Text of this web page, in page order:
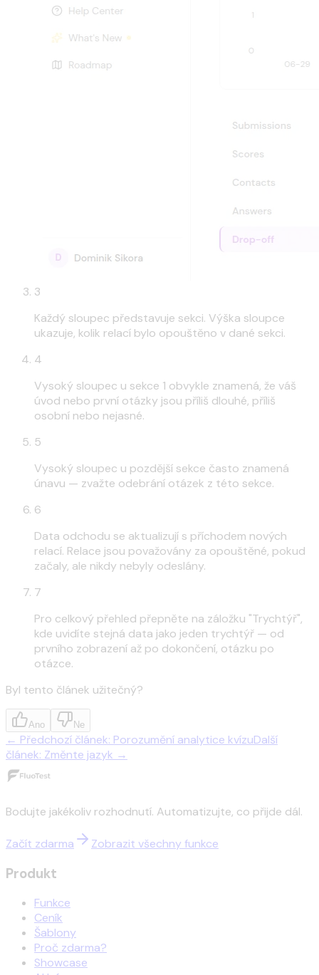
3
Každý sloupec představuje sekci. Výška sloupce
ukazuje, kolik relací bylo opouštěno v dané sekci.
4
Vysoký sloupec u sekce 1 obvykle znamená, že váš
úvod nebo první otázky jsou příliš dlouhé, příliš
osobní nebo nejasné.
5
Vysoký sloupec u pozdější sekce často znamená
únavu — zvažte odebrání otázek z této sekce.
6
Data odchodu se aktualizují s příchodem nových
relací. Relace jsou považovány za opouštěné, pokud
začaly, ale nikdy nebyly odeslány.
7
Pro celkový přehled přepněte na záložku "Trychtýř",
kde uvidíte stejná data jako jeden trychtýř — od
prvního zobrazení až po dokončení, otázku po
otázce.
Byl tento článek užitečný?
Ano Ne
← Předchozí článek: Porozumění analytice kvízuDalší
článek: Změnte jazyk →
Bodujte jakékoliv rozhodnutí. Automatizujte, co přijde dál.
Začít zdarma Zobrazit všechny funkce
Produkt
Funkce
Ceník
Šablony
Proč zdarma?
Showcase